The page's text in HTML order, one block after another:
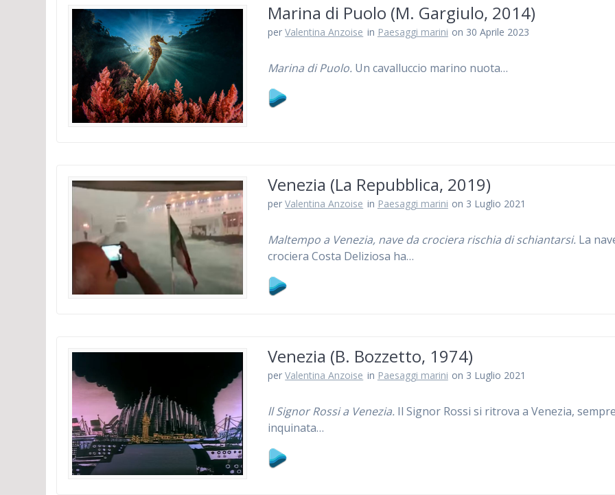
Marina di Puolo (M. Gargiulo, 2014)
perValentina Anzoise in Paesaggi marini on 30 Aprile 2023
Marina di Puolo. Un cavalluccio marino nuota…
Venezia (La Repubblica, 2019)
perValentina Anzoise in Paesaggi marini on 3 Luglio 2021
Maltempo a Venezia, nave da crociera rischia di schiantarsi. La
crociera Costa Deliziosa ha…
Venezia (B. Bozzetto, 1974)
perValentina Anzoise in Paesaggi marini on 3 Luglio 2021
ll Signor Rossi a Venezia. Il Signor Rossi si ritrova a Venezia,
inquinata…